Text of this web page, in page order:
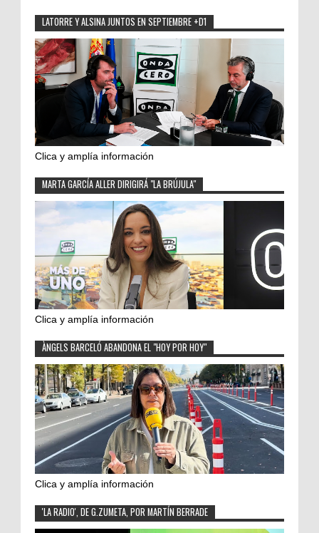
LATORRE Y ALSINA JUNTOS EN SEPTIEMBRE +D1
Clica y amplía información
MARTA GARCÍA ALLER DIRIGIRÁ "LA BRÚJULA"
Clica y amplía información
ÀNGELS BARCELÓ ABANDONA EL "HOY POR HOY"
Clica y amplía información
'LA RADIO', DE G.ZUMETA, POR MARTÍN BERRADE